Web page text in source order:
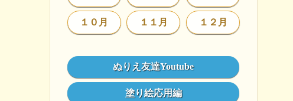
１０月 １１月 １２月
ぬりえ友達Youtube
塗り絵応用編